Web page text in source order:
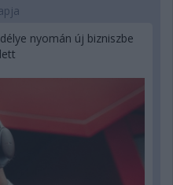
nyomán új bizniszbe